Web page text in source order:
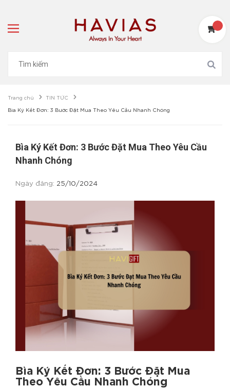
Trang chủ TIN TỨC
Bìa Ký Kết Đơn: 3 Bước Đặt Mua Theo Yêu Cầu Nhanh Chóng
Bìa Ký Kết Đơn: 3 Bước Đặt Mua Theo Yêu Cầu
Nhanh Chóng
Ngày đăng: 25/10/2024
Bìa Ký Kết Đơn: 3 Bước Đặt Mua
Theo Yêu Cầu Nhanh Chóng